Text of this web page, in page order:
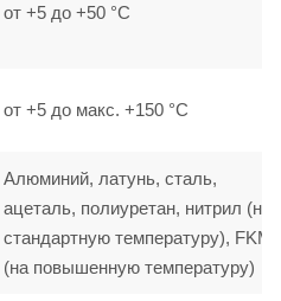
от +5 до +50 °C
от +5 до макс. +150 °C
Алюминий, латунь, сталь,
ацеталь, полиуретан, нитрил (на
стандартную температуру), FKM
(на повышенную температуру)